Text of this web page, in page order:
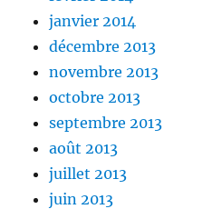
janvier 2014
décembre 2013
novembre 2013
octobre 2013
septembre 2013
août 2013
juillet 2013
juin 2013